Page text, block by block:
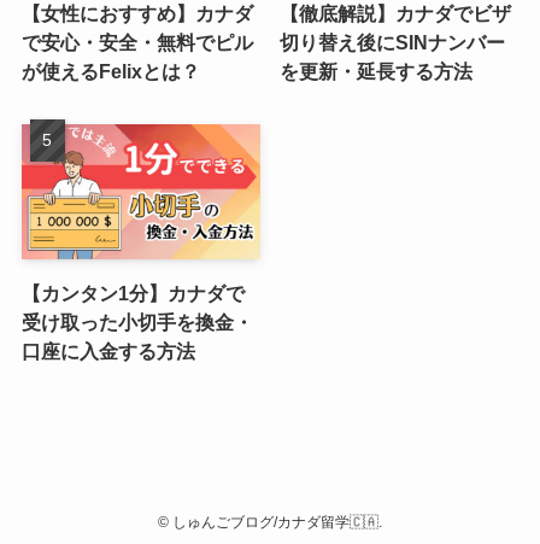
【女性におすすめ】カナダ
で安心・安全・無料でピル
が使えるFelixとは？
【徹底解説】カナダでビザ
切り替え後にSINナンバー
を更新・延長する方法
【カンタン1分】カナダで
受け取った小切手を換金・
口座に入金する方法
© しゅんごブログ/カナダ留学🇨🇦.